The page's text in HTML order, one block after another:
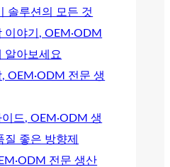
솔루션의 모든 것
야기, OEM·ODM
알아보세요
OEM·ODM 전문 생
드, OEM·ODM 생
좋은 방향제
전문 생산